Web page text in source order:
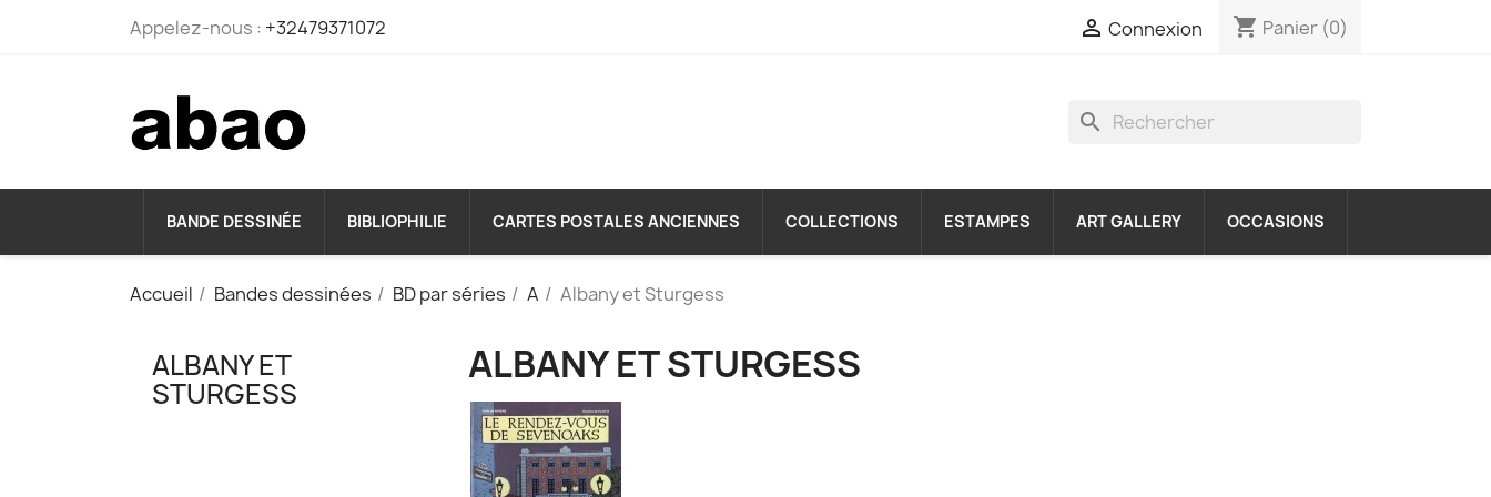
Appelez-nous : +32479371072  Connexion shopping_cart Panier (0)
search
BANDE DESSINÉE BIBLIOPHILIE CARTES POSTALES ANCIENNES COLLECTIONS ESTAMPES ART GALLERY OCCASIONS
Accueil Bandes dessinées BD par séries A Albany et Sturgess
ALBANY ET
STURGESS
ALBANY ET STURGESS